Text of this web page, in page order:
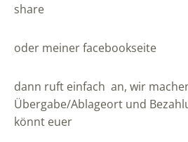
share
oder meiner facebookseite
dann ruft einfach an, wir
Übergabe/Ablageort und
könnt euer